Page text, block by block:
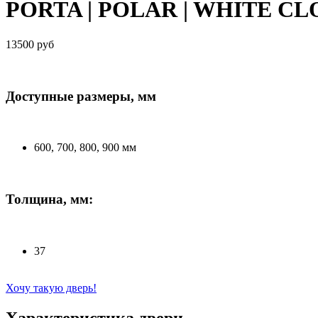
PORTA | POLAR | WHITE
13500 руб
Доступные размеры, мм
600, 700, 800, 900 мм
Толщина, мм:
37
Хочу такую дверь!